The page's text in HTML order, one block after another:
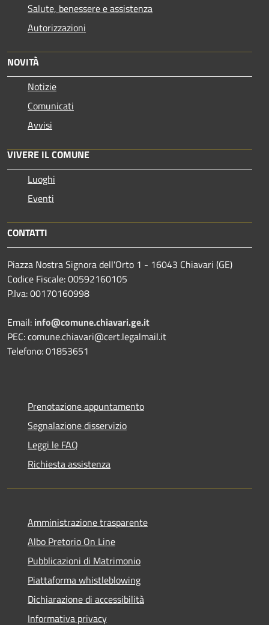
Salute, benessere e assistenza
Autorizzazioni
NOVITÀ
Notizie
Comunicati
Avvisi
VIVERE IL COMUNE
Luoghi
Eventi
CONTATTI
Piazza Nostra Signora dell'Orto 1 - 16043 Chiavari (GE)
Codice Fiscale: 00592160105
P.Iva: 00170160998
Email: info@comune.chiavari.ge.it
PEC: comune.chiavari@cert.legalmail.it
Telefono: 01853651
Prenotazione appuntamento
Segnalazione disservizio
Leggi le FAQ
Richiesta assistenza
Amministrazione trasparente
Albo Pretorio On Line
Pubblicazioni di Matrimonio
Piattaforma whistleblowing
Dichiarazione di accessibilità
Informativa privacy